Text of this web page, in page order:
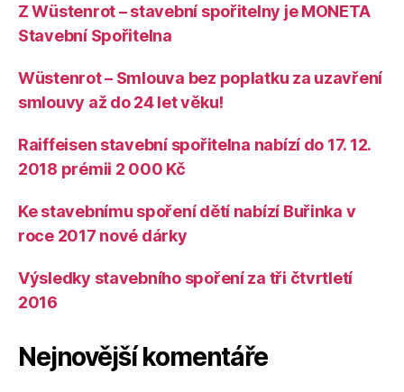
Z Wüstenrot – stavební spořitelny je MONETA
Stavební Spořitelna
Wüstenrot – Smlouva bez poplatku za uzavření
smlouvy až do 24 let věku!
Raiffeisen stavební spořitelna nabízí do 17. 12.
2018 prémii 2 000 Kč
Ke stavebnímu spoření dětí nabízí Buřinka v
roce 2017 nové dárky
Výsledky stavebního spoření za tři čtvrtletí
2016
Nejnovější komentáře